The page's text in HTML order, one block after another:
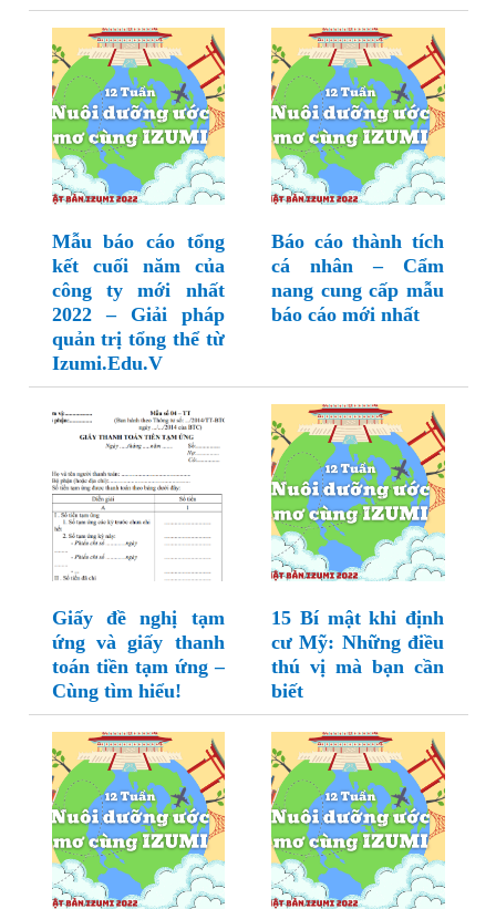
Mẫu báo cáo tổng
kết cuối năm của
công ty mới nhất
2022 – Giải pháp
quản trị tổng thể từ
Izumi.Edu.V
Báo cáo thành tích
cá nhân – Cẩm
nang cung cấp mẫu
báo cáo mới nhất
Giấy đề nghị tạm
ứng và giấy thanh
toán tiền tạm ứng –
Cùng tìm hiểu!
15 Bí mật khi định
cư Mỹ: Những điều
thú vị mà bạn cần
biết